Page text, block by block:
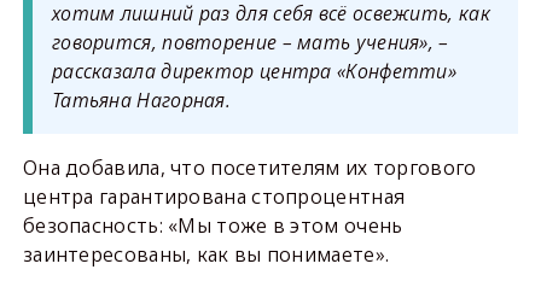
хотим лишний раз для себя всё освежить, как
говорится, повторение – мать учения», –
рассказала директор центра «Конфетти»
Татьяна Нагорная.
Она добавила, что посетителям их торгового
центра гарантирована стопроцентная
безопасность: «Мы тоже в этом очень
заинтересованы, как вы понимаете».